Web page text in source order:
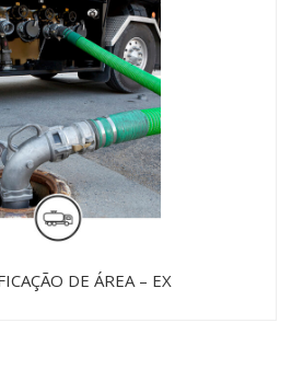
DE ÁREA – EX